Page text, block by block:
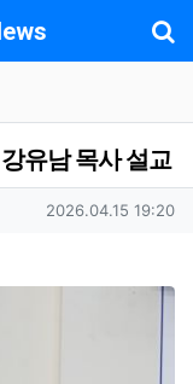
유남 목사 설교
작성일
2026.04.15 19:20